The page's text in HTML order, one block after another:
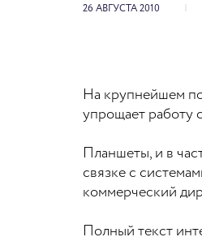
26 АВГУСТА 2010
На крупнейшем
упрощает работу
Планшеты, и в
связке с
коммерческий
Полный текст